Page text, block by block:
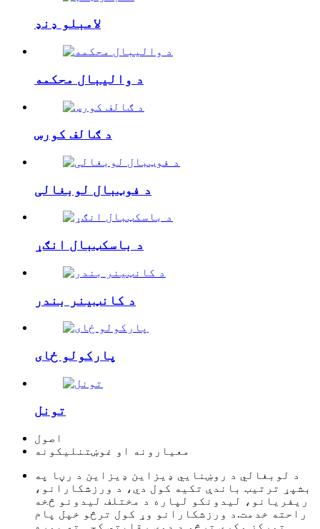
لامبلو ډنډ
د والیبال محکمه
د ګالف کورس
د فوټبال لوبغالی
د باسکټبال انګړ
د کانټینر بندر
پارکولو ځای
تونل
اصول
معیارونه او غوښتنلیکونه
د لوبغالي د روښنايي ډیزاین ډیزاین د رڼا په
بشپړ ترتیب باندې تکیه کول دي، د ورزشکارانو،
ریفریانو، لیدونکو لپاره د مختلف لیدونو څخه
راحته خدمت.د ورزشکارانو وړ کول ترڅو خپل پام